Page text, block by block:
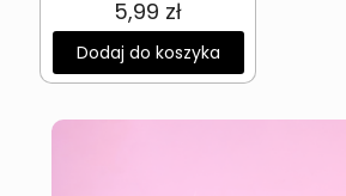
5,99 zł
Dodaj do koszyka